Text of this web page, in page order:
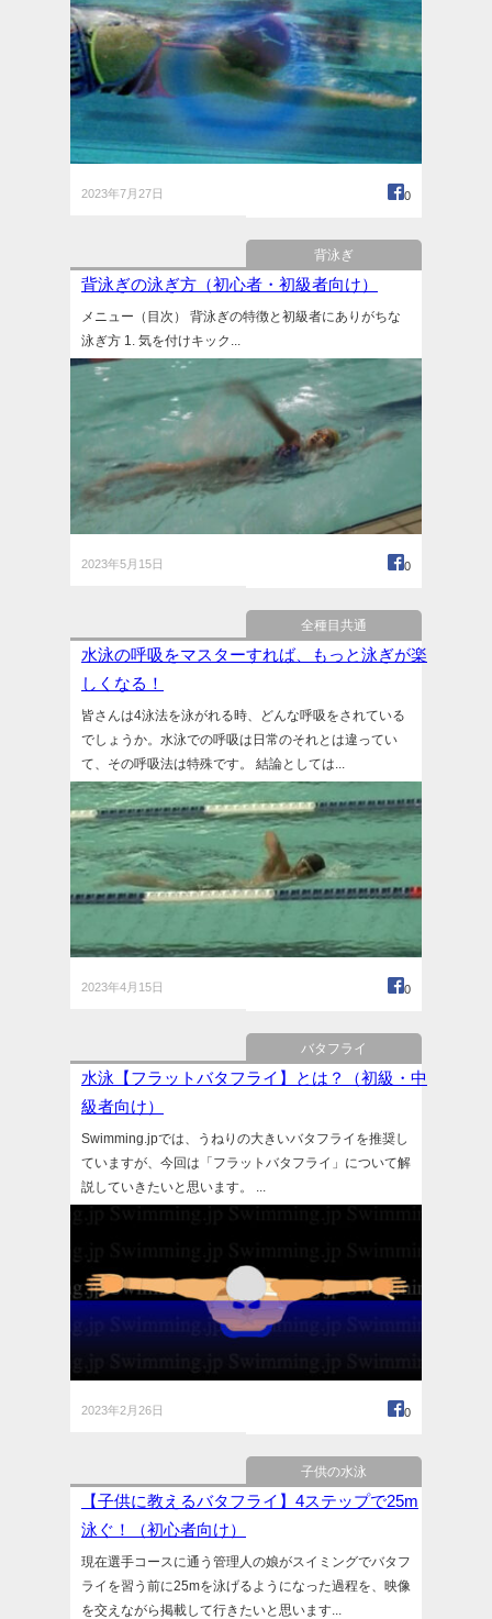
2023年7月27日 0
背泳ぎ
背泳ぎの泳ぎ方（初心者・初級者向け）
メニュー（目次） 背泳ぎの特徴と初級者にありがちな
泳ぎ方 1. 気を付けキック...
2023年5月15日 0
全種目共通
水泳の呼吸をマスターすれば、もっと泳ぎが楽
しくなる！
皆さんは4泳法を泳がれる時、どんな呼吸をされている
でしょうか。水泳での呼吸は日常のそれとは違ってい
て、その呼吸法は特殊です。 結論としては...
2023年4月15日 0
バタフライ
水泳【フラットバタフライ】とは？（初級・中
級者向け）
Swimming.jpでは、うねりの大きいバタフライを推奨し
ていますが、今回は「フラットバタフライ」について解
説していきたいと思います。 ...
2023年2月26日 0
子供の水泳
【子供に教えるバタフライ】4ステップで25m
泳ぐ！（初心者向け）
現在選手コースに通う管理人の娘がスイミングでバタフ
ライを習う前に25mを泳げるようになった過程を、映像
を交えながら掲載して行きたいと思います...